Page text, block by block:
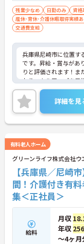
ご自身の理想とする福
います。
残業少なめ 日勤のみ 資格
産休･育休･介護休暇取得実績あ
交通費支給
兵庫県尼崎市に位置す
です。昇給・賞与があ
りと評価されます！ま
おりスキルアップを目
味のある方には、面接
細をご案内しますので
詳細を見
有料老人ホーム
グリーンライフ株式会社ウ
【兵庫県／尼崎
間！介護付き有
集＜正社員＞
給料
月収
年収
～4ヶ月